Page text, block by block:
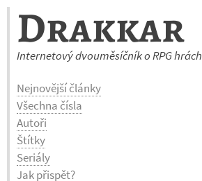
Drakkar
Internetový dvouměsíčník o RPG hrách
Nejnovější články
Všechna čísla
Autoři
Štítky
Seriály
Jak přispět?